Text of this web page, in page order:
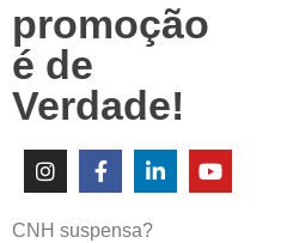
promoção
é de
Verdade!
CNH suspensa?